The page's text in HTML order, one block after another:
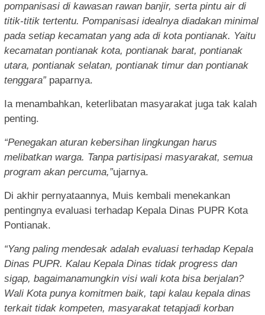
pompanisasi di kawasan rawan banjir, serta pintu air di
titik-titik tertentu. Pompanisasi idealnya diadakan minimal
pada setiap kecamatan yang ada di kota pontianak. Yaitu
kecamatan pontianak kota, pontianak barat, pontianak
utara, pontianak selatan, pontianak timur dan pontianak
tenggara” paparnya.
Ia menambahkan, keterlibatan masyarakat juga tak kalah
penting.
“Penegakan aturan kebersihan lingkungan harus
melibatkan warga. Tanpa partisipasi masyarakat, semua
program akan percuma,”ujarnya.
Di akhir pernyataannya, Muis kembali menekankan
pentingnya evaluasi terhadap Kepala Dinas PUPR Kota
Pontianak.
“Yang paling mendesak adalah evaluasi terhadap Kepala
Dinas PUPR. Kalau Kepala Dinas tidak progress dan
sigap, bagaimanamungkin visi wali kota bisa berjalan?
Wali Kota punya komitmen baik, tapi kalau kepala dinas
terkait tidak kompeten, masyarakat tetapjadi korban